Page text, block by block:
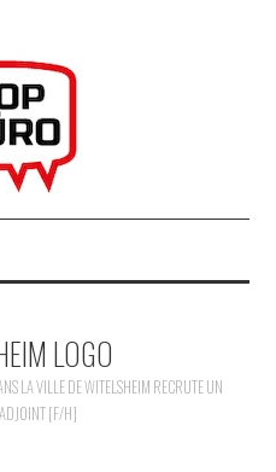
LOGO
LA VILLE DE WITELSHEIM RECRUTE UN
[F/H]